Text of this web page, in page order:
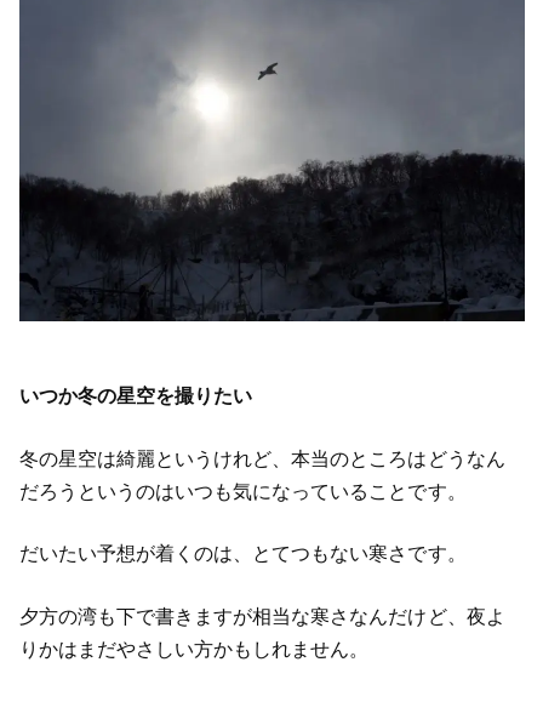
いつか冬の星空を撮りたい
冬の星空は綺麗というけれど、本当のところはどうなん
だろうというのはいつも気になっていることです。
だいたい予想が着くのは、とてつもない寒さです。
夕方の湾も下で書きますが相当な寒さなんだけど、夜よ
りかはまだやさしい方かもしれません。